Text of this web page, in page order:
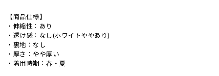
【商品仕様】
・伸縮性：あり
・透け感：なし(ホワイトややあり)
・裏地：なし
・厚さ：やや厚い
・着用時期：春・夏